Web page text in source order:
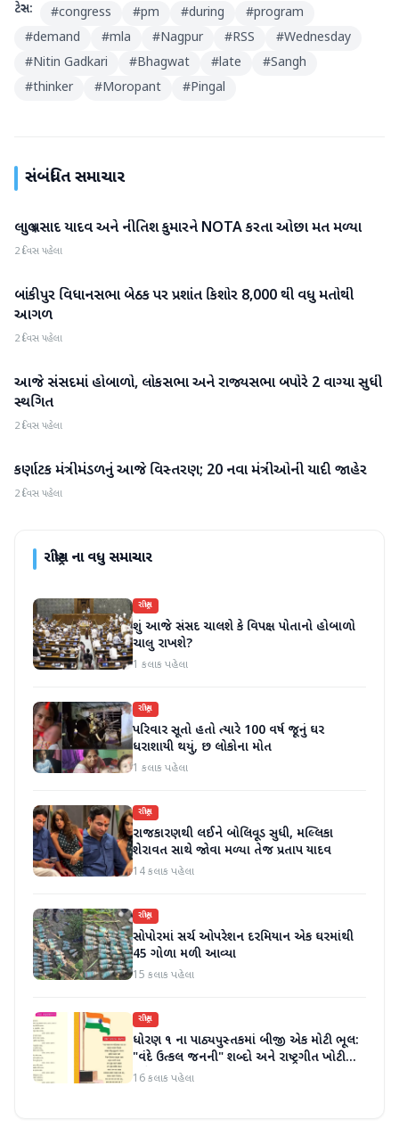
ટેગ્સ: #congress #pm #during #program
#demand #mla #Nagpur #RSS #Wednesday
#Nitin Gadkari #Bhagwat #late #Sangh
#thinker #Moropant #Pingal
સંબંધિત સમાચાર
રાષ્ટ્રીય
લાલુ પ્રસાદ યાદવ અને નીતિશ કુમારને NOTA કરતા ઓછા મત મળ્યા
2 દિવસ પહેલા
રાષ્ટ્રીય
બાંકીપુર વિધાનસભા બેઠક પર પ્રશાંત કિશોર 8,000 થી વધુ મતોથી
આગળ
2 દિવસ પહેલા
રાષ્ટ્રીય
આજે સંસદમાં હોબાળો, લોકસભા અને રાજ્યસભા બપોરે 2 વાગ્યા સુધી
સ્થગિત
2 દિવસ પહેલા
રાષ્ટ્રીય
કર્ણાટક મંત્રીમંડળનું આજે વિસ્તરણ; 20 નવા મંત્રીઓની યાદી જાહેર
2 દિવસ પહેલા
રાષ્ટ્રીયના વધુ સમાચાર
રાષ્ટ્રીય
શું આજે સંસદ ચાલશે કે વિપક્ષ પોતાનો હોબાળો
ચાલુ રાખશે?
1 કલાક પહેલા
રાષ્ટ્રીય
પરિવાર સૂતો હતો ત્યારે 100 વર્ષ જૂનું ઘર
ધરાશાયી થયું, છ લોકોના મોત
1 કલાક પહેલા
રાષ્ટ્રીય
રાજકારણથી લઈને બોલિવૂડ સુધી, મલ્લિકા
શેરાવત સાથે જોવા મળ્યા તેજ પ્રતાપ યાદવ
14 કલાક પહેલા
રાષ્ટ્રીય
સોપોરમાં સર્ચ ઓપરેશન દરમિયાન એક ઘરમાંથી
45 ગોળા મળી આવ્યા
15 કલાક પહેલા
રાષ્ટ્રીય
ધોરણ ૧ ના પાઠ્યપુસ્તકમાં બીજી એક મોટી ભૂલ:
"વંદે ઉત્કલ જનની" શબ્દો અને રાષ્ટ્રગીત ખોટી
રીતે છાપવામાં આવ્યા
16 કલાક પહેલા